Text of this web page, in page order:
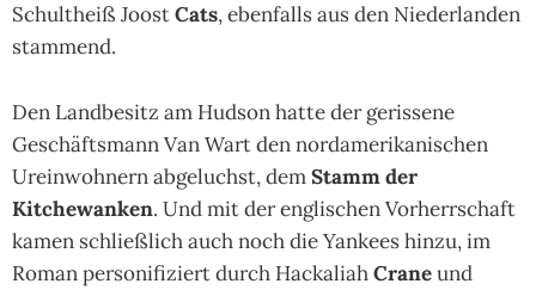
Schultheiß JoostCats, ebenfalls aus den Niederlanden
stammend.
Den Landbesitz am Hudson hatte der gerissene
Geschäftsmann Van Wart den nordamerikanischen
Ureinwohnern abgeluchst, demStamm der
Kitchewanken. Und mit der englischen Vorherrschaft
kamen schließlich auch noch die Yankees hinzu, im
Roman personifiziert durch HackaliahCraneund